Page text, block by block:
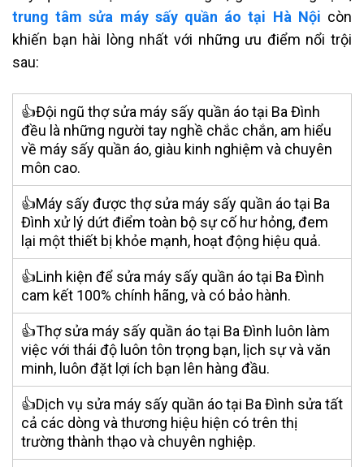
trung tâm sửa máy sấy quần áo tại Hà Nội còn
khiến bạn hài lòng nhất với những ưu điểm nổi trội
sau:
👍Đội ngũ thợ sửa máy sấy quần áo tại Ba Đình
đều là những người tay nghề chắc chắn, am hiểu
về máy sấy quần áo, giàu kinh nghiệm và chuyên
môn cao.
👍Máy sấy được thợ sửa máy sấy quần áo tại Ba
Đình xử lý dứt điểm toàn bộ sự cố hư hỏng, đem
lại một thiết bị khỏe mạnh, hoạt động hiệu quả.
👍Linh kiện để sửa máy sấy quần áo tại Ba Đình
cam kết 100% chính hãng, và có bảo hành.
👍Thợ sửa máy sấy quần áo tại Ba Đình luôn làm
việc với thái độ luôn tôn trọng bạn, lịch sự và văn
minh, luôn đặt lợi ích bạn lên hàng đầu.
👍Dịch vụ sửa máy sấy quần áo tại Ba Đình sửa tất
cả các dòng và thương hiệu hiện có trên thị
trường thành thạo và chuyên nghiệp.